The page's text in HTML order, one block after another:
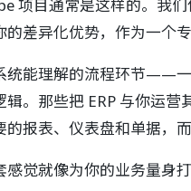
项目通常是这样的。
差异化优势，作为一个
统能理解的流程环节——
辑。那些把 ERP 与你运
报表、仪表盘和单据，
感觉就像为你的业务量